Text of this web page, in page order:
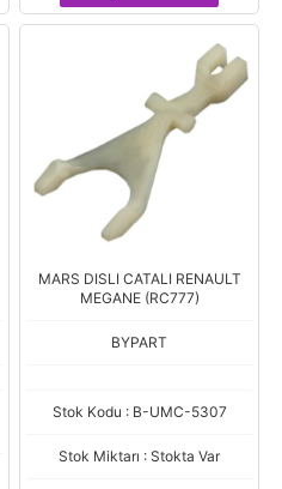
MARS DISLI CATALI RENAULT
MEGANE (RC777)
BYPART
Stok Kodu : B-UMC-5307
Stok Miktarı : Stokta Var